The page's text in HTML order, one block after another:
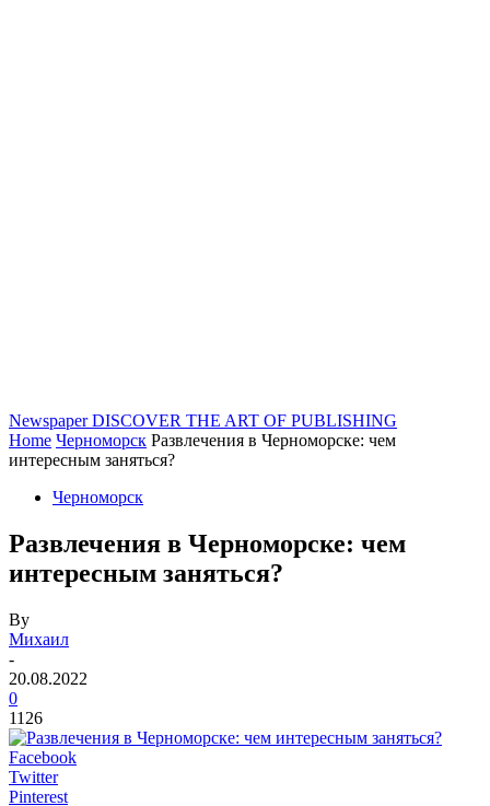
Newspaper DISCOVER THE ART OF PUBLISHING
Home Черноморск Развлечения в Черноморске: чем
интересным заняться?
Черноморск
Развлечения в Черноморске: чем
интересным заняться?
By
Михаил
-
20.08.2022
0
1126
Facebook
Twitter
Pinterest